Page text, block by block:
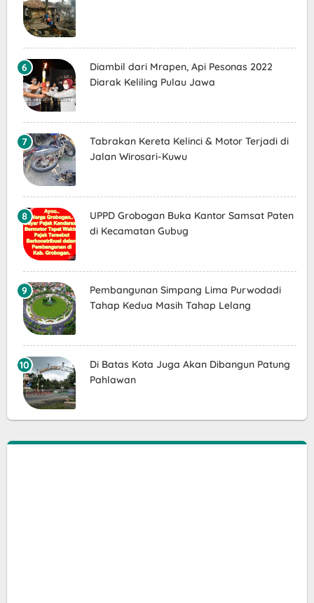
Diambil dari Mrapen, Api Pesonas 2022
Diarak Keliling Pulau Jawa
Tabrakan Kereta Kelinci & Motor Terjadi di
Jalan Wirosari-Kuwu
UPPD Grobogan Buka Kantor Samsat Paten
di Kecamatan Gubug
Pembangunan Simpang Lima Purwodadi
Tahap Kedua Masih Tahap Lelang
Di Batas Kota Juga Akan Dibangun Patung
Pahlawan